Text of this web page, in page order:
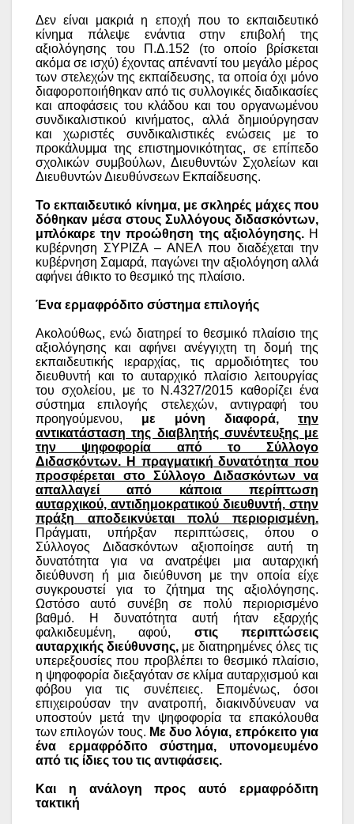
Δεν είναι μακριά η εποχή που το εκπαιδευτικό
κίνημα πάλεψε ενάντια στην επιβολή της
αξιολόγησης του Π.Δ.152 (το οποίο βρίσκεται
ακόμα σε ισχύ) έχοντας απέναντί του μεγάλο μέρος
των στελεχών της εκπαίδευσης, τα οποία όχι μόνο
διαφοροποιήθηκαν από τις συλλογικές διαδικασίες
και αποφάσεις του κλάδου και του οργανωμένου
συνδικαλιστικού κινήματος, αλλά δημιούργησαν
και χωριστές συνδικαλιστικές ενώσεις με το
προκάλυμμα της επιστημονικότητας, σε επίπεδο
σχολικών συμβούλων, Διευθυντών Σχολείων και
Διευθυντών Διευθύνσεων Εκπαίδευσης.
Το εκπαιδευτικό κίνημα, με σκληρές μάχες που
δόθηκαν μέσα στους Συλλόγους διδασκόντων,
μπλόκαρε την προώθηση της αξιολόγησης. Η
κυβέρνηση ΣΥΡΙΖΑ – ΑΝΕΛ που διαδέχεται την
κυβέρνηση Σαμαρά, παγώνει την αξιολόγηση αλλά
αφήνει άθικτο το θεσμικό της πλαίσιο.
Ένα ερμαφρόδιτο σύστημα επιλογής
Ακολούθως, ενώ διατηρεί το θεσμικό πλαίσιο της
αξιολόγησης και αφήνει ανέγγιχτη τη δομή της
εκπαιδευτικής ιεραρχίας, τις αρμοδιότητες του
διευθυντή και το αυταρχικό πλαίσιο λειτουργίας
του σχολείου, με το Ν.4327/2015 καθορίζει ένα
σύστημα επιλογής στελεχών, αντιγραφή του
προηγούμενου,
με μόνη διαφορά, την
αντικατάσταση της διαβλητής συνέντευξης με
την ψηφοφορία από το Σύλλογο
Διδασκόντων. Η πραγματική δυνατότητα που
προσφέρεται στο Σύλλογο Διδασκόντων να
απαλλαγεί από κάποια περίπτωση
αυταρχικού, αντιδημοκρατικού διευθυντή, στην
πράξη αποδεικνύεται πολύ περιορισμένη.
Πράγματι, υπήρξαν περιπτώσεις, όπου ο
Σύλλογος Διδασκόντων αξιοποίησε αυτή τη
δυνατότητα για να ανατρέψει μια αυταρχική
διεύθυνση ή μια διεύθυνση με την οποία είχε
συγκρουστεί για το ζήτημα της αξιολόγησης.
Ωστόσο αυτό συνέβη σε πολύ περιορισμένο
βαθμό. Η δυνατότητα αυτή ήταν εξαρχής
φαλκιδευμένη, αφού,
στις περιπτώσεις
αυταρχικής διεύθυνσης, με διατηρημένες όλες τις
υπερεξουσίες που προβλέπει το θεσμικό πλαίσιο,
η ψηφοφορία διεξαγόταν σε κλίμα αυταρχισμού και
φόβου για τις συνέπειες. Επομένως, όσοι
επιχειρούσαν την ανατροπή, διακινδύνευαν να
υποστούν μετά την ψηφοφορία τα επακόλουθα
των επιλογών τους. Με δυο λόγια, επρόκειτο για
ένα ερμαφρόδιτο σύστημα, υπονομευμένο
από τις ίδιες του τις αντιφάσεις.
Και η ανάλογη προς αυτό ερμαφρόδιτη
τακτική